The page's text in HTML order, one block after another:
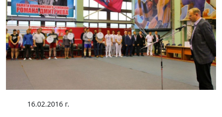
16.02.2016 г.